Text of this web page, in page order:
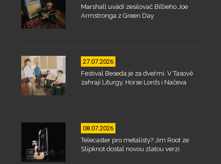
Marshall uvádí zesilovač Billieho Joe
Armstronga z Green Day
27.07.2026
Festival Beseda je za dveřmi. V Tasově
zahrají Liturgy, Horse Lords i Načeva
08.07.2026
Telecaster pro metalisty? Jim Root ze
Slipknot dostal novou zlatou verzi